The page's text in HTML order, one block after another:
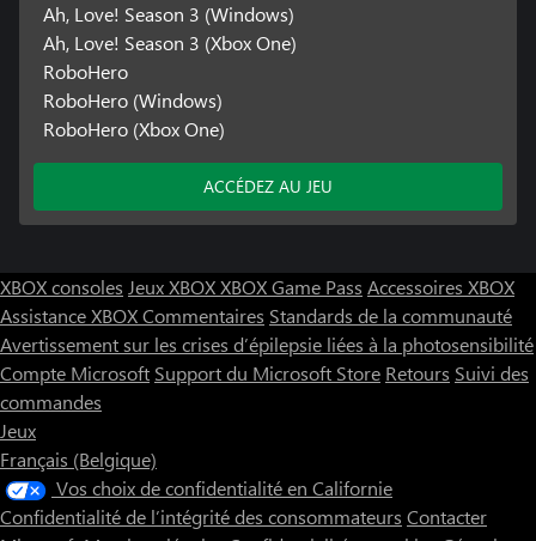
Ah, Love! Season 3 (Windows)
Ah, Love! Season 3 (Xbox One)
RoboHero
RoboHero (Windows)
RoboHero (Xbox One)
ACCÉDEZ AU JEU
XBOX consoles Jeux XBOXXBOX Game Pass Accessoires XBOX
Assistance XBOXCommentaires Standards de la communauté
Avertissement sur les crises d’épilepsie liées à la photosensibilité
Compte Microsoft Support du Microsoft Store Retours Suivi des
commandes
Jeux
Français (Belgique)
Vos choix de confidentialité en Californie
Confidentialité de l’intégrité des consommateurs Contacter